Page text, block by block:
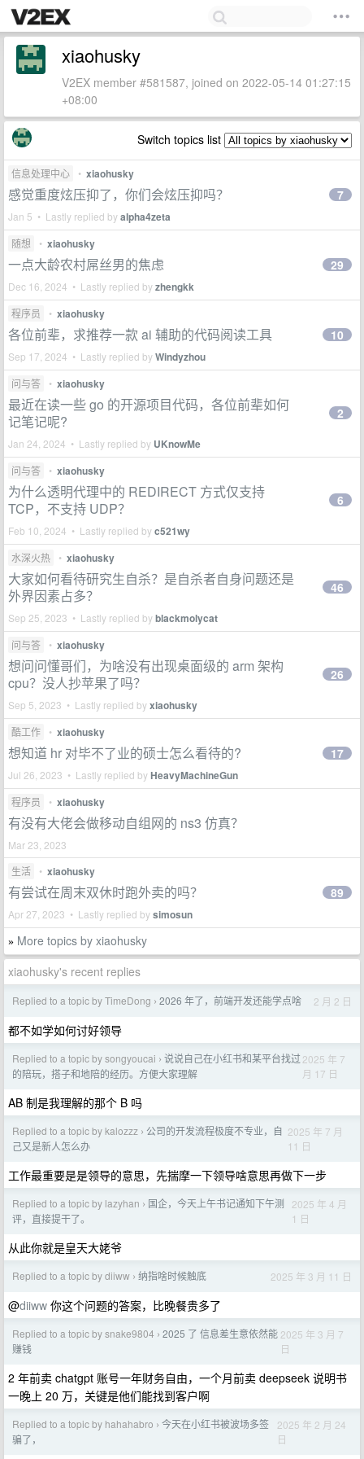
xiaohusky
V2EX member #581587, joined on 2022-05-14 01:27:15
+08:00
Switch topics list
信息处理中心 • xiaohusky
感觉重度炫压抑了，你们会炫压抑吗？
Jan 5 • Lastly replied byalpha4zeta
7
随想 • xiaohusky
一点大龄农村屌丝男的焦虑
Dec 16, 2024 • Lastly replied byzhengkk
29
程序员 • xiaohusky
各位前辈，求推荐一款 ai 辅助的代码阅读工具
Sep 17, 2024 • Lastly replied byWindyzhou
10
问与答 • xiaohusky
最近在读一些 go 的开源项目代码，各位前辈如何
记笔记呢?
Jan 24, 2024 • Lastly replied by UKnowMe
2
问与答 • xiaohusky
为什么透明代理中的 REDIRECT 方式仅支持
TCP，不支持 UDP？
Feb 10, 2024 • Lastly replied byc521wy
6
水深火热 • xiaohusky
大家如何看待研究生自杀？是自杀者自身问题还是
外界因素占多？
Sep 25, 2023 • Lastly replied byblackmolycat
46
问与答 • xiaohusky
想问问懂哥们，为啥没有出现桌面级的 arm 架构
cpu？没人抄苹果了吗？
Sep 5, 2023 • Lastly replied byxiaohusky
26
酷工作 • xiaohusky
想知道 hr 对毕不了业的硕士怎么看待的?
Jul 26, 2023 • Lastly replied byHeavyMachineGun
17
程序员 • xiaohusky
有没有大佬会做移动自组网的 ns3 仿真？
Mar 23, 2023
生活
• xiaohusky
有尝试在周末双休时跑外卖的吗？
Apr 27, 2023 • Lastly replied bysimosun
89
» More topics by xiaohusky
xiaohusky's recent replies
Replied to a topic by TimeDong › 2026 年了，前端开发还能学点啥 2 月 2 日
都不如学如何讨好领导
Replied to a topic by songyoucai › 说说自己在小红书和某平台找过
的陪玩，搭子和地陪的经历。方便大家理解
2025 年 7
月 17 日
AB 制是我理解的那个 B 吗
Replied to a topic by kalozzz › 公司的开发流程极度不专业，自
己又是新人怎么办
2025 年 7 月
11 日
工作最重要是是领导的意思，先揣摩一下领导啥意思再做下一步
Replied to a topic by lazyhan › 国企，今天上午书记通知下午测
评，直接提干了。
2025 年 4 月
1 日
从此你就是皇天大姥爷
Replied to a topic by diiww › 纳指啥时候触底 2025 年 3 月 11 日
@diiww 你这个问题的答案，比晚餐贵多了
Replied to a topic by snake9804 › 2025 了 信息差生意依然能
赚钱
2025 年 3 月 7
日
2 年前卖 chatgpt 账号一年财务自由，一个月前卖 deepseek 说明书
一晚上 20 万，关键是他们能找到客户啊
Replied to a topic by hahahabro › 今天在小红书被波场多签
骗了，
2025 年 2 月 24
日